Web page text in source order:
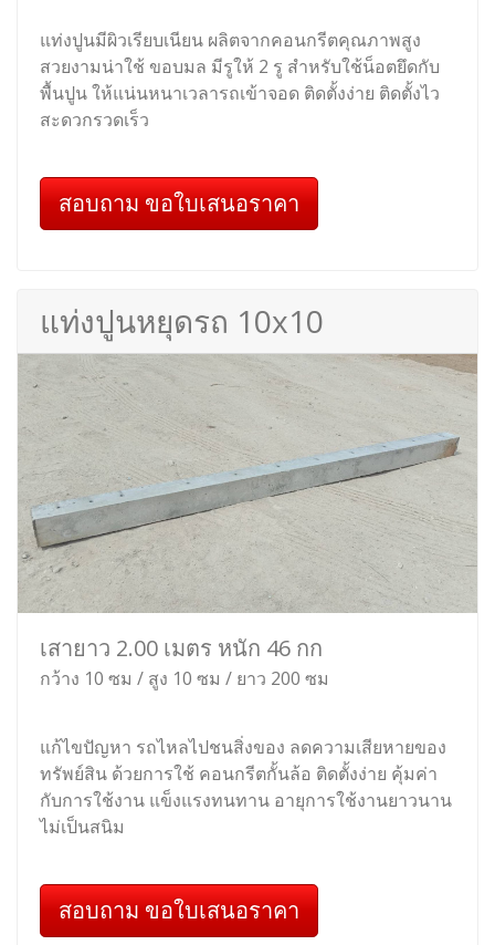
แท่งปูนมีผิวเรียบเนียน ผลิตจากคอนกรีตคุณภาพสูง
สวยงามน่าใช้ ขอบมล มีรูให้ 2 รู สำหรับใช้น็อตยึดกับ
พื้นปูน ให้แน่นหนาเวลารถเข้าจอด ติดตั้งง่าย ติดตั้งไว
สะดวกรวดเร็ว
สอบถาม ขอใบเสนอราคา
แท่งปูนหยุดรถ 10x10
เสายาว 2.00 เมตร หนัก 46 กก
กว้าง 10 ซม / สูง 10 ซม / ยาว 200 ซม
แก้ไขปัญหา รถไหลไปชนสิ่งของ ลดความเสียหายของ
ทรัพย์สิน ด้วยการใช้ คอนกรีตกั้นล้อ ติดตั้งง่าย คุ้มค่า
กับการใช้งาน แข็งแรงทนทาน อายุการใช้งานยาวนาน
ไม่เป็นสนิม
สอบถาม ขอใบเสนอราคา